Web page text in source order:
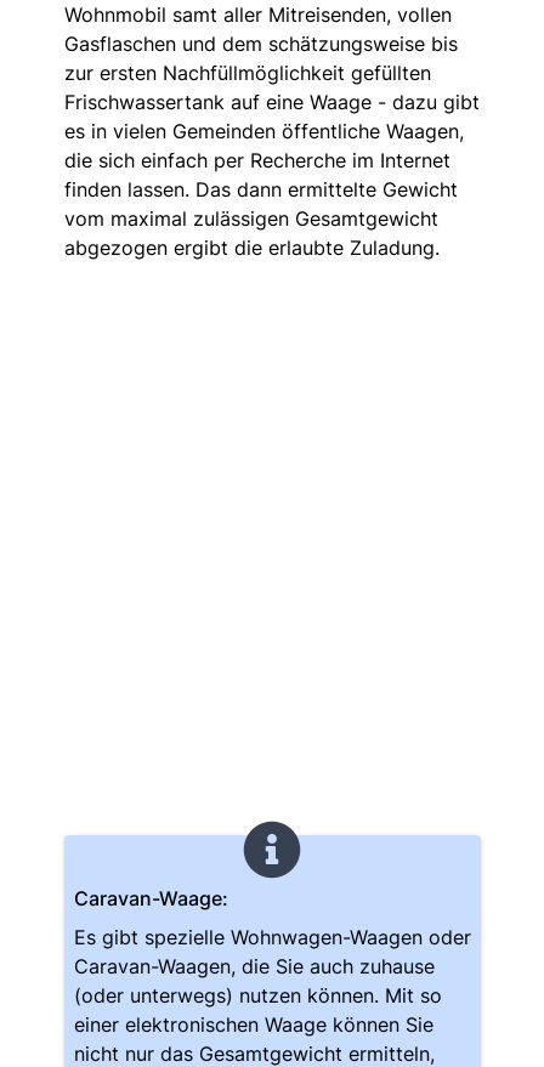
Wohnmobil samt aller Mitreisenden, vollen
Gasflaschen und dem schätzungsweise bis
zur ersten Nachfüllmöglichkeit gefüllten
Frischwassertank auf eine Waage - dazu gibt
es in vielen Gemeinden öffentliche Waagen,
die sich einfach per Recherche im Internet
finden lassen. Das dann ermittelte Gewicht
vom maximal zulässigen Gesamtgewicht
abgezogen ergibt die erlaubte Zuladung.
Caravan-Waage:
Es gibt spezielle Wohnwagen-Waagen oder
Caravan-Waagen, die Sie auch zuhause
(oder unterwegs) nutzen können. Mit so
einer elektronischen Waage können Sie
nicht nur das Gesamtgewicht ermitteln,